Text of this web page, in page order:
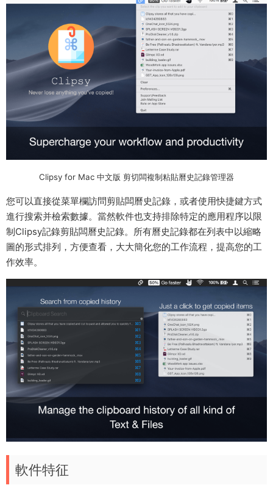
Clipsy for Mac 中文版 剪切闆複制粘貼曆史記錄管理器
您可以直接從菜單欄訪問剪貼闆曆史記錄，或者使用快捷鍵方式
進行搜索并檢索數據。當然軟件也支持排除特定的應用程序以限
制Clipsy記錄剪貼闆曆史記錄。所有曆史記錄都在列表中以縮略
圖的形式排列，方便查看，大大簡化您的工作流程，提高您的工
作效率。
軟件特征